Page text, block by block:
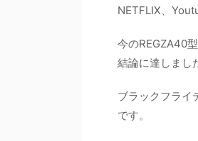
NETFLIX、
今のREGZA40
結論に達しまし
ブラックフライ
です。